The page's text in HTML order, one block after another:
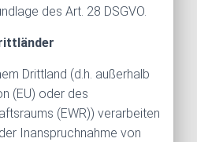
des Art. 28 DSGVO.
Drittland (d.h. außerhalb
(EU) oder des
(EWR)) verarbeiten
Inanspruchnahme von